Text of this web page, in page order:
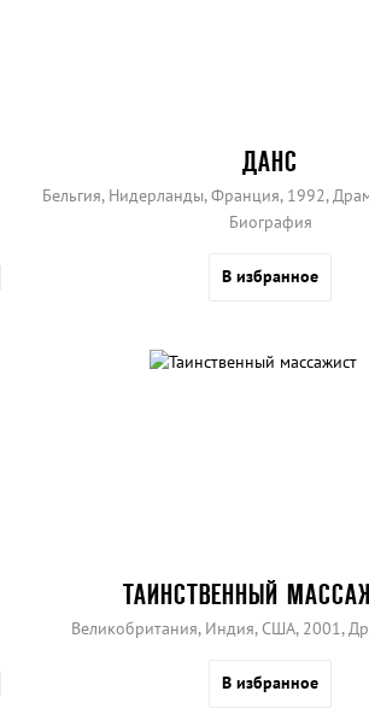
ДАНС
Бельгия, Нидерланды, Франция, 1992,
Биография
В избранное
ТАИНСТВЕННЫЙ
Великобритания, Индия, США, 2001,
В избранное